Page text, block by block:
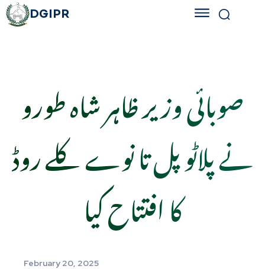
DGIPR
صوبائی وزیر ظاہر شاہ طورو
نے پلاٹو پل تا نوے کلے روڈ
کا افتتاح کیا
February 20, 2025